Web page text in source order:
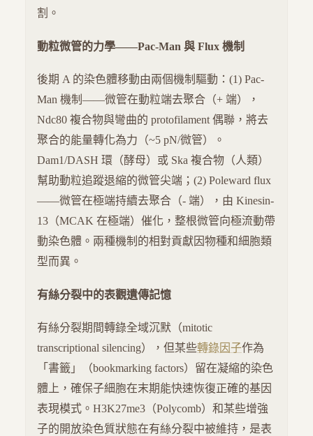
割。
動粒微管的力學——Pac-Man 與 Flux 機制
後期 A 的染色體移動由兩個機制驅動：(1) Pac-
Man 機制——微管在動粒端去聚合（+ 端），
Ndc80 複合物與彎曲的 protofilament 偶聯，將去
聚合的能量轉化為力（~5 pN/微管）。
Dam1/DASH 環（酵母）或 Ska 複合物（人類）
幫助動粒追蹤退縮的微管尖端；(2) Poleward flux
——微管在極端持續去聚合（- 端），由 Kinesin-
13（MCAK 在極端）催化，整根微管向極流動帶
動染色體。兩種機制的相對貢獻因物種和細胞類
型而異。
有絲分裂中的表觀遺傳記憶
有絲分裂期間轉錄全域沉默（mitotic
transcriptional silencing），但某些轉錄因子作為
「書籤」（bookmarking factors）留在凝縮的染色
體上，確保子細胞在末期能快速恢復正確的基因
表現模式。H3K27me3（Polycomb）和某些增強
子的開放染色質狀態在有絲分裂中被維持，是表